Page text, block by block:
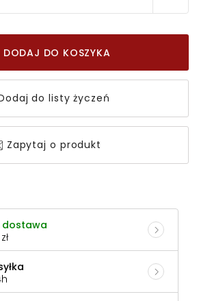
DODAJ DO KOSZYKA
do listy życzeń
Zapytaj o produkt
dostawa